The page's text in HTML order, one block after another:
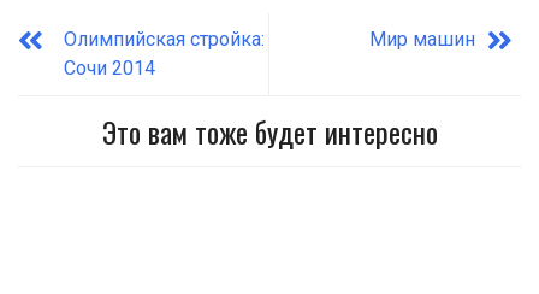
Олимпийская стройка:
Сочи 2014
Мир машин
Это вам тоже будет интересно